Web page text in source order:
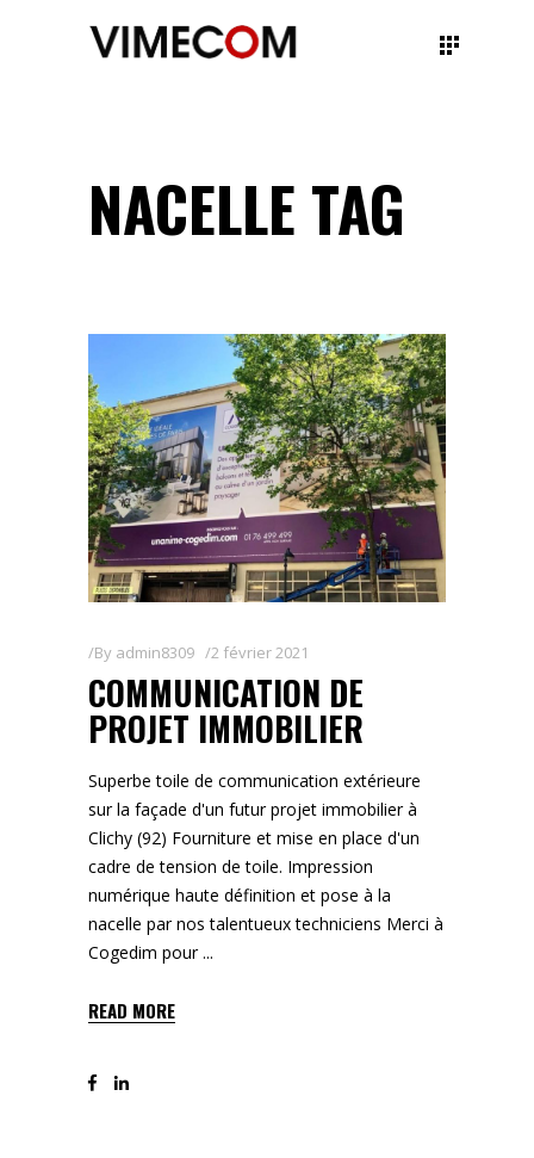
NACELLE TAG
By admin8309 2 février 2021
COMMUNICATION DE
PROJET IMMOBILIER
Superbe toile de communication extérieure
sur la façade d'un futur projet immobilier à
Clichy (92) Fourniture et mise en place d'un
cadre de tension de toile. Impression
numérique haute définition et pose à la
nacelle par nos talentueux techniciens Merci à
Cogedim pour
READ MORE